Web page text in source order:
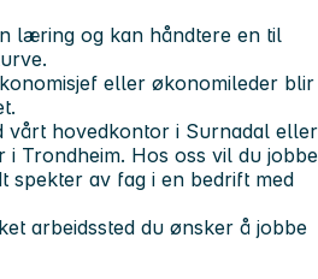
læring og kan håndtere en til
eller økonomileder blir
vårt hovedkontor i Surnadal eller
i Trondheim. Hos oss vil du jobbe
spekter av fag i en bedrift med
arbeidssted du ønsker å jobbe